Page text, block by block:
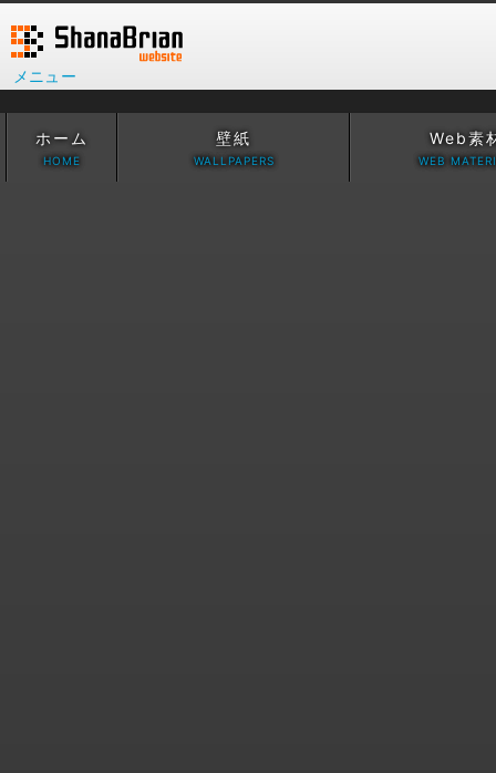
メニュー
ホーム 壁紙 Web素